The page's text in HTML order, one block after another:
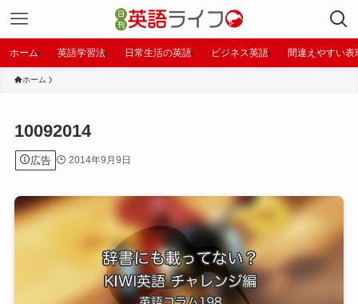
ホーム 英語学習法 日常生活の英語 ビジネス英語 間違えやすい表
ホーム
10092014
広告 2014年9月9日